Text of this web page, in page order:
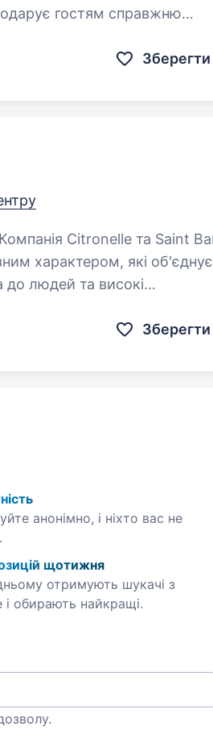
гостям справжню
Зберегти
характером, які об'єднує
до людей та високі
Зберегти
анонімно, і ніхто вас не
щотижня
отримують шукачі з
обирають найкращі.